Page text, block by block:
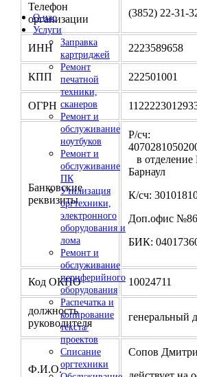
О нас
Услуги
Заправка
картриджей
Ремонт
печатной
техники,
сканеров
Ремонт и
обслуживание
ноутбуков
Ремонт и
обслуживание
ПК
Утилизация
оргтехники,
электронного
оборудования и
лома
Ремонт и
обслуживание
периферийного
оборудования
Распечатка и
копирование
текста/
проектов
Списание
оргтехники
Телефон
организации
(3852) 22-31-
ИНН 2223589658
КПП 222501001
ОГРН
Банковские
реквизиты
Р/сч:
в отделение
Барнаул
К/сч:
Доп.офис
БИК:
Код ОКПО 10024711
должность
руководителя
генеральный
Ф.И.О.
Сопов